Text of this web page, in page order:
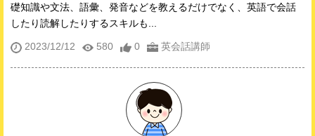
礎知識や文法、語彙、発音などを教えるだけでなく、英語で会話
したり読解したりするスキルも...
2023/12/12 580 0 英会話講師